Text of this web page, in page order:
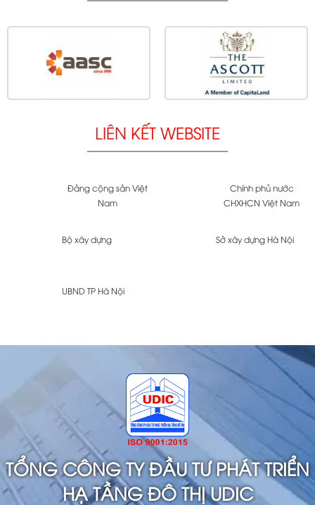
LIÊN KẾT WEBSITE
Đảng cộng sản Việt
Nam
Chính phủ nước
CHXHCN Việt Nam
Bộ xây dựng Sở xây dựng Hà Nội
UBND TP Hà Nội
TỔNG CÔNG TY ĐẦU TƯ PHÁT TRIỂN
HẠ TẦNG ĐÔ THỊ UDIC